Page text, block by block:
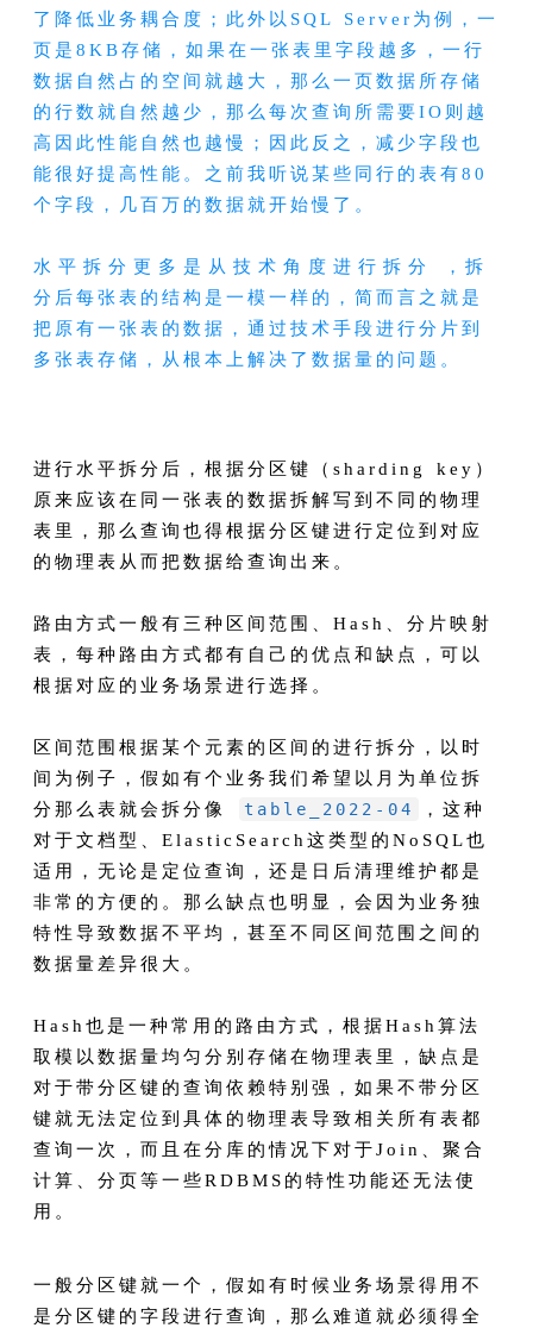
了降低业务耦合度；此外以SQL Server为例，一
页是8KB存储，如果在一张表里字段越多，一行
数据自然占的空间就越大，那么一页数据所存储
的行数就自然越少，那么每次查询所需要IO则越
高因此性能自然也越慢；因此反之，减少字段也
能很好提高性能。之前我听说某些同行的表有80
个字段，几百万的数据就开始慢了。
水平拆分更多是从技术角度进行拆分 ，拆
分后每张表的结构是一模一样的，简而言之就是
把原有一张表的数据，通过技术手段进行分片到
多张表存储，从根本上解决了数据量的问题。
进行水平拆分后，根据分区键（sharding key）
原来应该在同一张表的数据拆解写到不同的物理
表里，那么查询也得根据分区键进行定位到对应
的物理表从而把数据给查询出来。
路由方式一般有三种区间范围、Hash、分片映射
表，每种路由方式都有自己的优点和缺点，可以
根据对应的业务场景进行选择。
区间范围根据某个元素的区间的进行拆分，以时
间为例子，假如有个业务我们希望以月为单位拆
分那么表就会拆分像
table_2022-04
，这种
对于文档型、ElasticSearch这类型的NoSQL也
适用，无论是定位查询，还是日后清理维护都是
非常的方便的。那么缺点也明显，会因为业务独
特性导致数据不平均，甚至不同区间范围之间的
数据量差异很大。
Hash也是一种常用的路由方式，根据Hash算法
取模以数据量均匀分别存储在物理表里，缺点是
对于带分区键的查询依赖特别强，如果不带分区
键就无法定位到具体的物理表导致相关所有表都
查询一次，而且在分库的情况下对于Join、聚合
计算、分页等一些RDBMS的特性功能还无法使
用。
一般分区键就一个，假如有时候业务场景得用不
是分区键的字段进行查询，那么难道就必须得全